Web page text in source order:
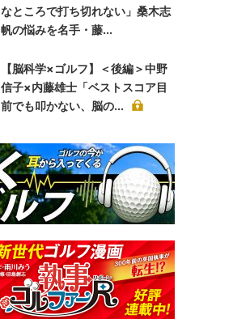
なところで打ち切れない」桑木志
帆の悩みを名手・藤...
【脳科学×ゴルフ】＜後編＞中野
信子×内藤雄士「ベストスコア目
前でも叩かない、脳の...